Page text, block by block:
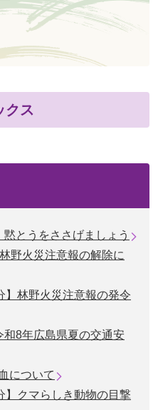
クス
黙とうをささげましょう
野火災注意報の解除に
】林野火災注意報の発令
和8年広島県夏の交通安
について
】クマらしき動物の目撃